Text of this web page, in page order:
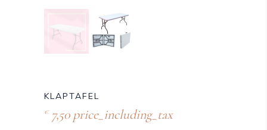
KLAPTAFEL
€7,50 price_including_tax